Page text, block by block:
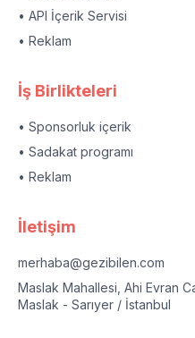
• API İçerik Servisi
• Reklam
İş Birlikteleri
• Sponsorluk içerik
• Sadakat programı
• Reklam
İletişim
merhaba@gezibilen.com
Maslak Mahallesi, Ahi Evran
Maslak - Sarıyer / İstanbul